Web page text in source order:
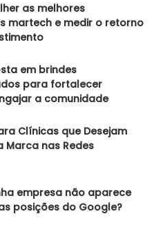
as melhores
martech e medir o retorno
em brindes
para fortalecer
a comunidade
Clínicas que Desejam
Marca nas Redes
empresa não aparece
posições do Google?